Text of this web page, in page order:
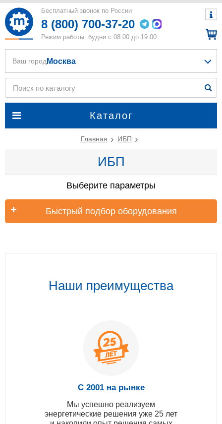
Бесплатный звонок по России
8 (800) 700-37-20
Режим работы: будни с 08:00 до 19:00
Каталог
Ваш город Москва
Главная ИБП
ИБП
Выберите параметры
Быстрый подбор оборудования
Наши преимущества
С 2001 на рынке
Мы успешно реализуем
энергетические решения уже 25 лет